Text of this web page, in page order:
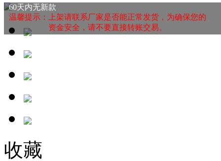
60天内无新款
温馨提示：上架请联系厂家是否能正常发货，为确保您的
资金安全，请不要直接转账交易。
收藏